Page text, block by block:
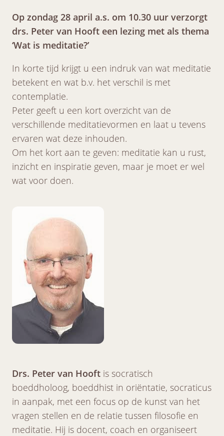
Op zondag 28 april a.s. om 10.30 uur verzorgt
drs. Peter van Hooft een lezing met als thema
‘Wat is meditatie?’
In korte tijd krijgt u een indruk van wat meditatie
betekent en wat b.v. het verschil is met
contemplatie.
Peter geeft u een kort overzicht van de
verschillende meditatievormen en laat u tevens
ervaren wat deze inhouden.
Om het kort aan te geven: meditatie kan u rust,
inzicht en inspiratie geven, maar je moet er wel
wat voor doen.
Drs. Peter van Hooft is socratisch
boeddholoog, boeddhist in oriëntatie, socraticus
in aanpak, met een focus op de kunst van het
vragen stellen en de relatie tussen filosofie en
meditatie. Hij is docent, coach en organiseert